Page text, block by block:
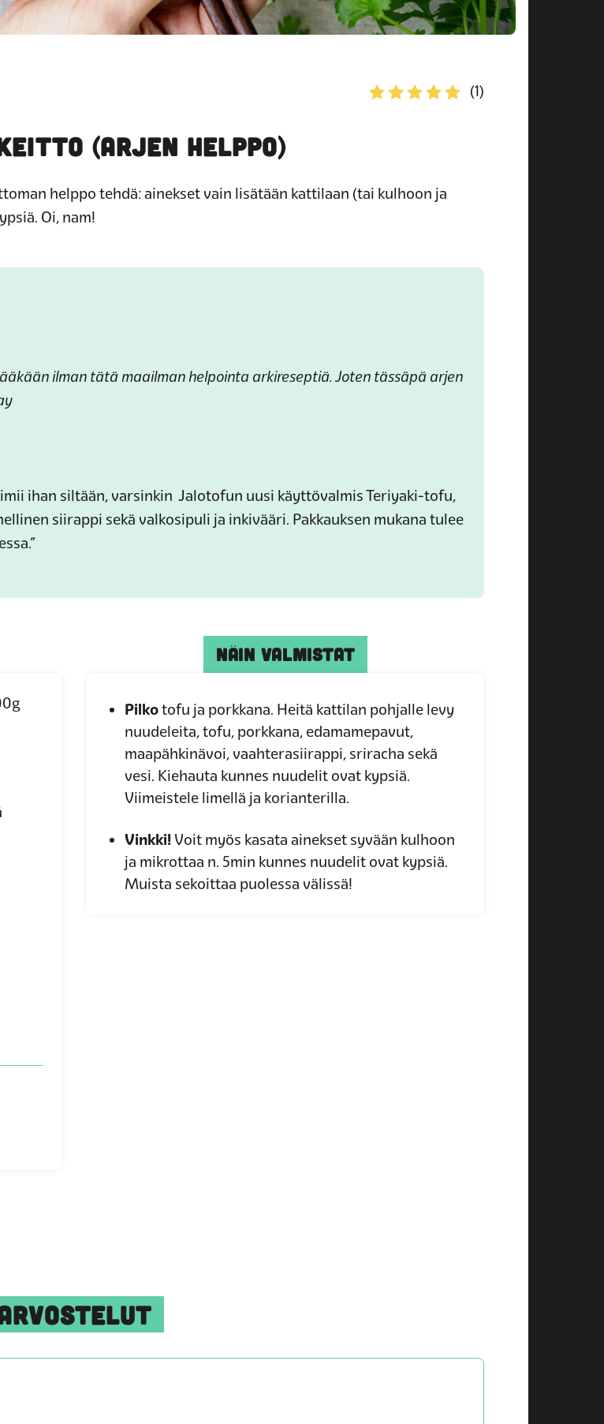
(1)
(ARJEN HELPPO)
helppo tehdä: ainekset vain lisätään kattilaan (tai kulhoon ja
Oi, nam!
ilman tätä maailman helpointa arkireseptiä. Joten tässäpä arjen
ihan siltään, varsinkin Jalotofun uusi käyttövalmis Teriyaki-tofu,
siirappi sekä valkosipuli ja inkivääri. Pakkauksen mukana tulee
NÄIN VALMISTAT
Pilkotofu ja porkkana. Heitä kattilan pohjalle levy
nuudeleita, tofu, porkkana, edamamepavut,
maapähkinävoi, vaahterasiirappi, sriracha sekä
vesi. Kiehauta kunnes nuudelit ovat kypsiä.
Viimeistele limellä ja korianterilla.
Vinkki! Voit myös kasata ainekset syvään kulhoon
ja mikrottaa n. 5min kunnes nuudelit ovat kypsiä.
Muista sekoittaa puolessa välissä!